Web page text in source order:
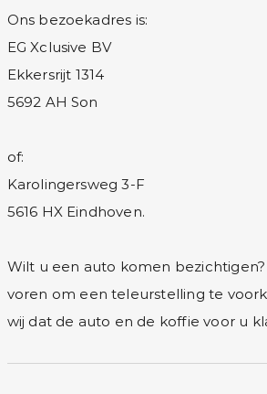
Ons bezoekadres is:
EG Xclusive BV
Ekkersrijt 1314
5692 AH Son
of:
Karolingersweg 3-F
5616 HX Eindhoven.
Wilt u een auto komen
voren om een teleurstelling te
wij dat de auto en de koffie voor u